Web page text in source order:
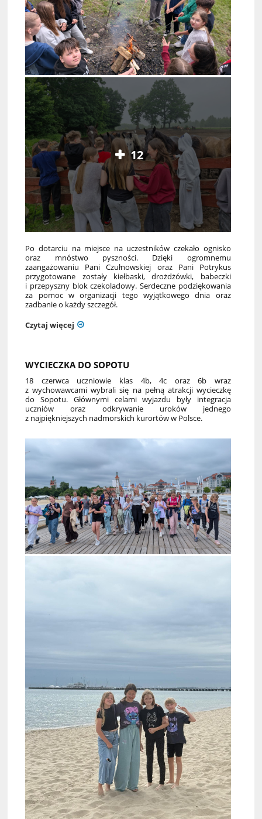
12
Po dotarciu na miejsce na uczestników czekało ognisko
oraz mnóstwo pyszności. Dzięki ogromnemu
zaangażowaniu Pani Czułnowskiej oraz Pani Potrykus
przygotowane zostały kiełbaski, drożdżówki, babeczki
i przepyszny blok czekoladowy. Serdeczne podziękowania
za pomoc w organizacji tego wyjątkowego dnia oraz
zadbanie o każdy szczegół.
Czytaj więcej
WYCIECZKA DO SOPOTU
18 czerwca uczniowie klas 4b, 4c oraz 6b wraz
z wychowawcami wybrali się na pełną atrakcji wycieczkę
do Sopotu. Głównymi celami wyjazdu były integracja
uczniów oraz odkrywanie uroków jednego
z najpiękniejszych nadmorskich kurortów w Polsce.